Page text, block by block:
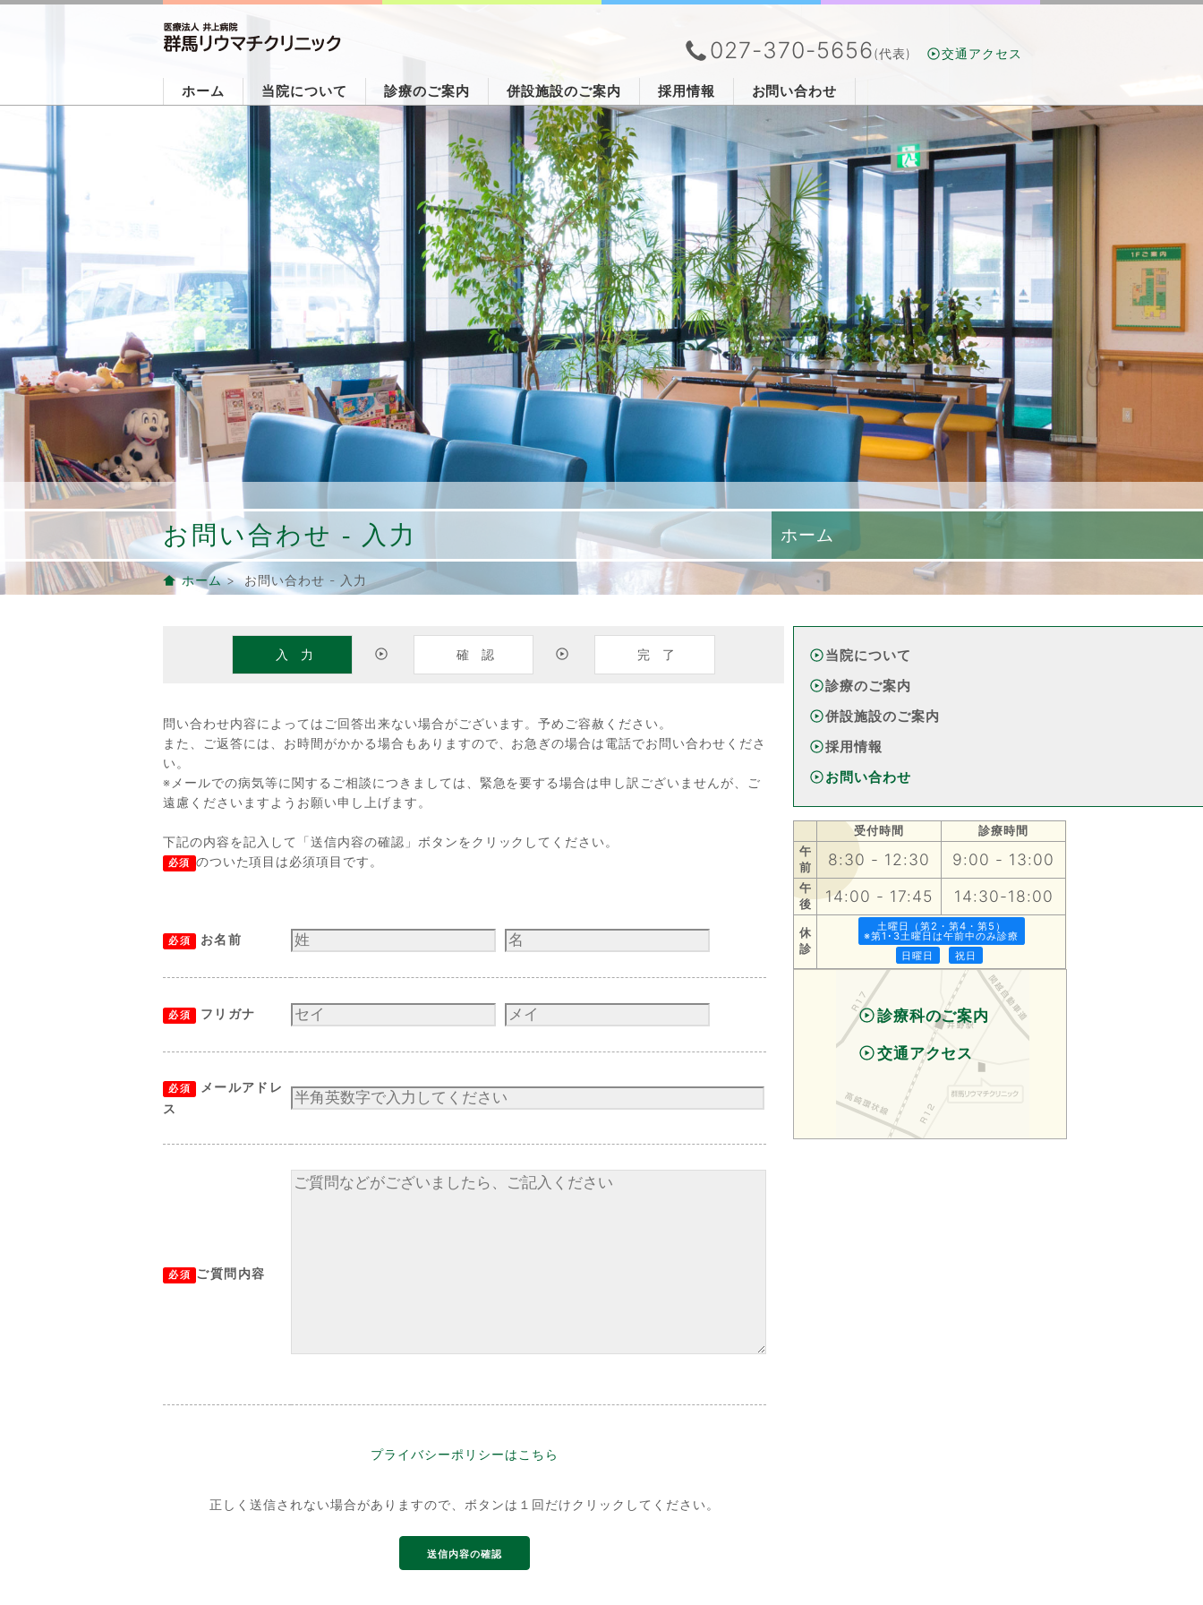
027-370-5656(代表) 交通アクセス
ホーム 当院について 診療のご案内 併設施設のご案内 採用情報 お問い合わせ
お問い合わせ - 入力 ホーム
ホーム> お問い合わせ - 入力
入力 確認 完了
問い合わせ内容によってはご回答出来ない場合がございます。予めご容赦ください。
また、ご返答には、お時間がかかる場合もありますので、お急ぎの場合は電話でお問い合わせくださ
い。
※メールでの病気等に関するご相談につきましては、緊急を要する場合は申し訳ございませんが、ご
遠慮くださいますようお願い申し上げます。
下記の内容を記入して「送信内容の確認」ボタンをクリックしてください。
必須 のついた項目は必須項目です。
必須 お名前
必須 フリガナ
必須
メールアドレ
ス
必須 ご質問内容
プライバシーポリシーはこちら
正しく送信されない場合がありますので、ボタンは１回だけクリックしてください。
当院について
診療のご案内
併設施設のご案内
採用情報
お問い合わせ
受付時間
診療時間
午
前
8:30 - 12:30 9:00 - 13:00
午
後
14:00 - 17:45 14:30-18:00
休
診
土曜日（第2・第4・第5）
※第1･3土曜日は午前中のみ診療
日曜日
祝日
診療科のご案内
交通アクセス